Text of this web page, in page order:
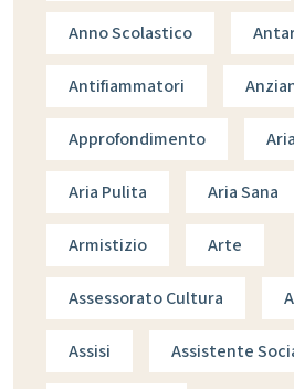
Anno Scolastico
Antifiammatori
Approfondimento Aria
Aria Pulita Aria Sana
Armistizio Arte
Assessorato Cultura
Assisi Assistente